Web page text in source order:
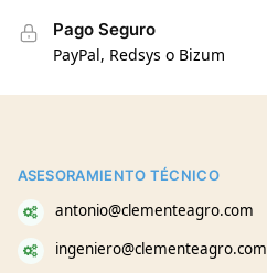
Pago Seguro
PayPal, Redsys o Bizum
ASESORAMIENTO TÉCNICO
antonio@clementeagro.com
ingeniero@clementeagro.com